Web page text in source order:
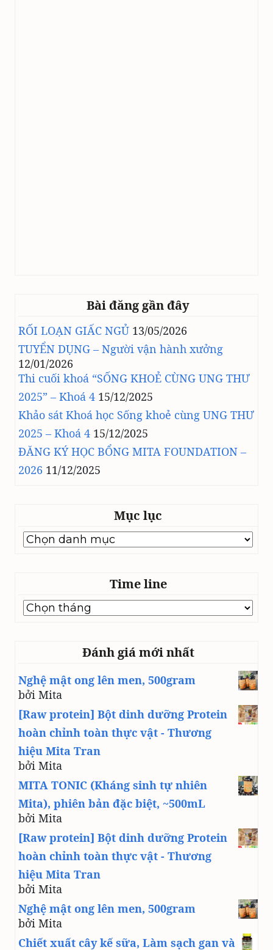
Bài đăng gần đây
RỐI LOẠN GIẤC NGỦ 13/05/2026
TUYỂN DỤNG – Người vận hành xưởng
12/01/2026
Thi cuối khoá “SỐNG KHOẺ CÙNG UNG THƯ
2025” – Khoá 4 15/12/2025
Khảo sát Khoá học Sống khoẻ cùng UNG THƯ
2025 – Khoá 4 15/12/2025
ĐĂNG KÝ HỌC BỔNG MITA FOUNDATION –
2026 11/12/2025
Mục lục
Mục
lục
Time line
Time
line
Đánh giá mới nhất
Nghệ mật ong lên men, 500gram
bởi Mita
[Raw protein] Bột dinh dưỡng Protein
hoàn chỉnh toàn thực vật - Thương
hiệu Mita Tran
bởi Mita
MITA TONIC (Kháng sinh tự nhiên
Mita), phiên bản đặc biệt, ~500mL
bởi Mita
[Raw protein] Bột dinh dưỡng Protein
hoàn chỉnh toàn thực vật - Thương
hiệu Mita Tran
bởi Mita
Nghệ mật ong lên men, 500gram
bởi Mita
Chiết xuất cây kế sữa, Làm sạch gan và